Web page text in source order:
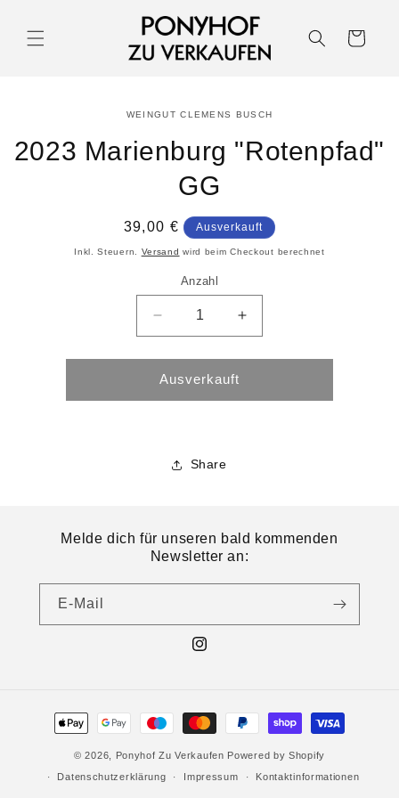
Warenkorb
WEINGUT CLEMENS BUSCH
2023 Marienburg "Rotenpfad"
GG
39,00 € Ausverkauft
Inkl. Steuern. Versand wird beim Checkout berechnet
Anzahl
Ausverkauft
Share
Melde dich für unseren bald kommenden
Newsletter an:
E-Mail
© 2026, Ponyhof Zu Verkaufen Powered by Shopify
Datenschutzerklärung
Impressum Kontaktinformationen